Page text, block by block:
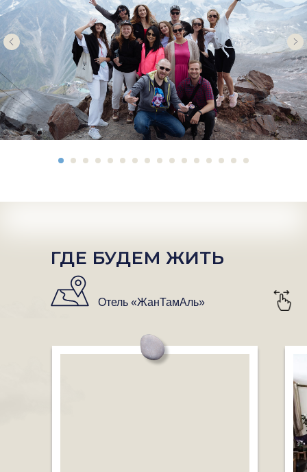
ГДЕ БУДЕМ ЖИТЬ
Отель «ЖанТамАль»